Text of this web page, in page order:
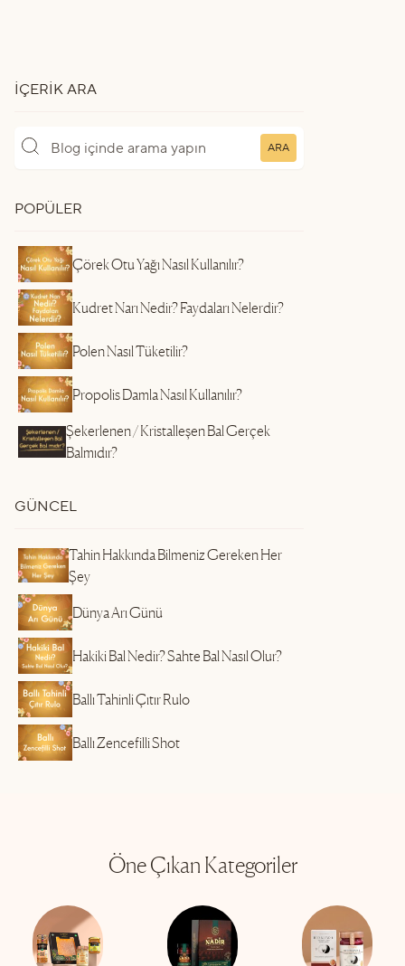
İÇERIK ARA
ARA
POPÜLER
Çörek Otu Yağı Nasıl Kullanılır?
Kudret Narı Nedir? Faydaları Nelerdir?
Polen Nasıl Tüketilir?
Propolis Damla Nasıl Kullanılır?
Şekerlenen / Kristalleşen Bal Gerçek
Balmıdır?
GÜNCEL
Tahin Hakkında Bilmeniz Gereken Her
Şey
Dünya Arı Günü
Hakiki Bal Nedir? Sahte Bal Nasıl Olur?
Ballı Tahinli Çıtır Rulo
Ballı Zencefilli Shot
Öne Çıkan Kategoriler